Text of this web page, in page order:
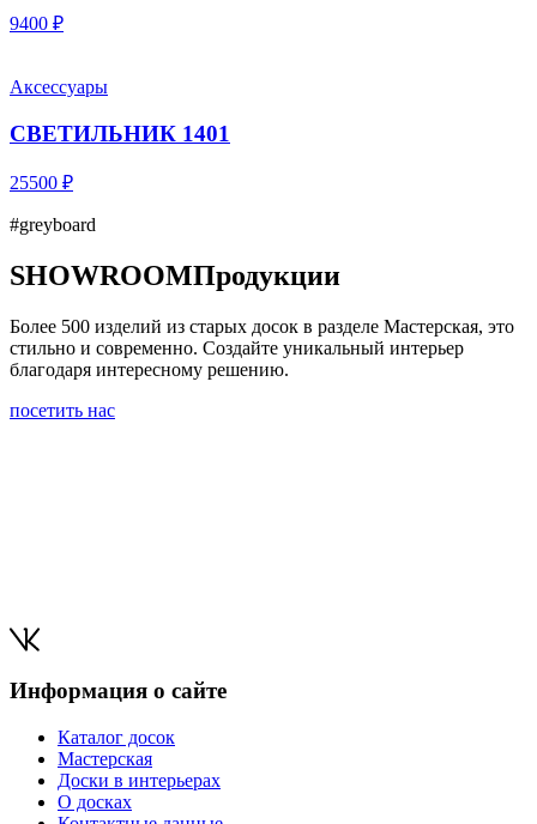
9400 ₽
Аксессуары
СВЕТИЛЬНИК 1401
25500 ₽
#greyboard
SHOWROOMПродукции
Более 500 изделий из старых досок в разделе Мастерская, это
стильно и современно. Создайте уникальный интерьер
благодаря интересному решению.
посетить нас
Информация о сайте
Каталог досок
Мастерская
Доски в интерьерах
О досках